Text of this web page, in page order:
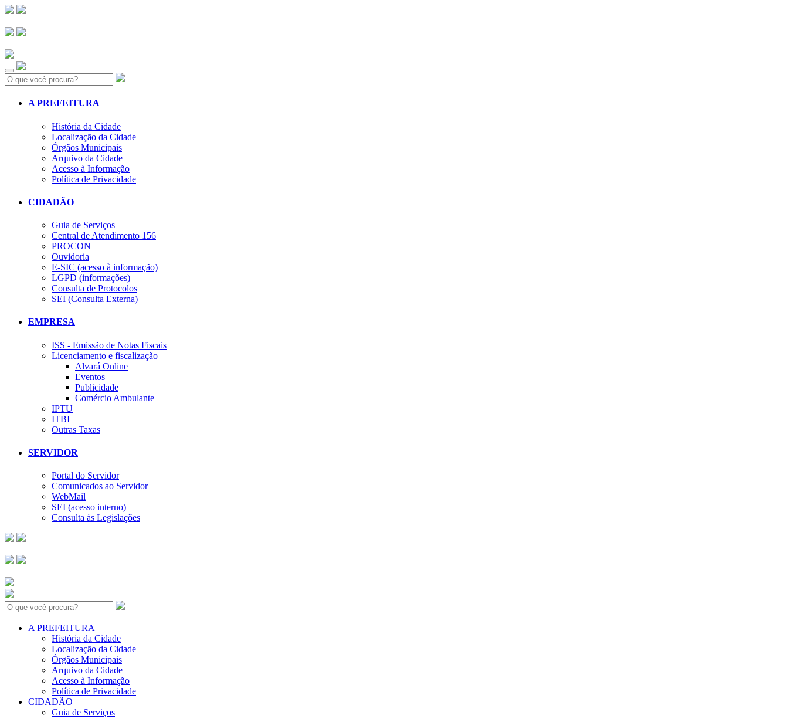
Search:
A PREFEITURA
História da Cidade
Localização da Cidade
Órgãos Municipais
Arquivo da Cidade
Acesso à Informação
Política de Privacidade
CIDADÃO
Guia de Serviços
Central de Atendimento 156
PROCON
Ouvidoria
E-SIC (acesso à informação)
LGPD (informações)
Consulta de Protocolos
SEI (Consulta Externa)
EMPRESA
ISS - Emissão de Notas Fiscais
Licenciamento e fiscalização
Alvará Online
Eventos
Publicidade
Comércio Ambulante
IPTU
ITBI
Outras Taxas
SERVIDOR
Portal do Servidor
Comunicados ao Servidor
WebMail
SEI (acesso interno)
Consulta às Legislações
Search:
A PREFEITURA
História da Cidade
Localização da Cidade
Órgãos Municipais
Arquivo da Cidade
Acesso à Informação
Política de Privacidade
CIDADÃO
Guia de Serviços